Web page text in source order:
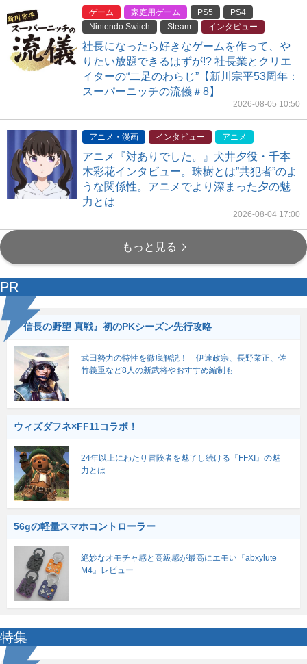
ゲーム 家庭用ゲーム PS5
PS4
Nintendo Switch
Steam インタビュー
社長になったら好きなゲームを作って、や
りたい放題できるはずが!? 社長業とクリエ
イターの“二足のわらじ”【新川宗平53周年：
スーパーニッチの流儀＃8】
2026-08-05 10:50
アニメ・漫画 インタビュー アニメ
アニメ『対ありでした。』犬井夕役・千本
木彩花インタビュー。珠樹とは”共犯者”のよ
うな関係性。アニメでより深まった夕の魅
力とは
2026-08-04 17:00
もっと見る
PR
『信長の野望 真戦』初のPKシーズン先行攻略
武田勢力の特性を徹底解説！ 伊達政宗、長野業正、佐
竹義重など8人の新武将やおすすめ編制も
ウィズダフネ×FF11コラボ！
24年以上にわたり冒険者を魅了し続ける『FFXI』の魅
力とは
56gの軽量スマホコントローラー
絶妙なオモチャ感と高級感が最高にエモい『abxylute
M4』レビュー
特集